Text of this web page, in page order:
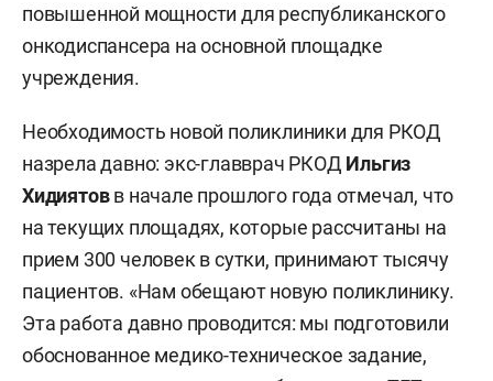
повышенной мощности для республиканского
онкодиспансера на основной площадке
учреждения.
Необходимость новой поликлиники для РКОД
назрела давно: экс-главврач РКОД Ильгиз
Хидиятовв начале прошлого года отмечал, что
на текущих площадях, которые рассчитаны на
прием 300 человек в сутки, принимают тысячу
пациентов. «Нам обещают новую поликлинику.
Эта работа давно проводится: мы подготовили
обоснованное медико-техническое задание,